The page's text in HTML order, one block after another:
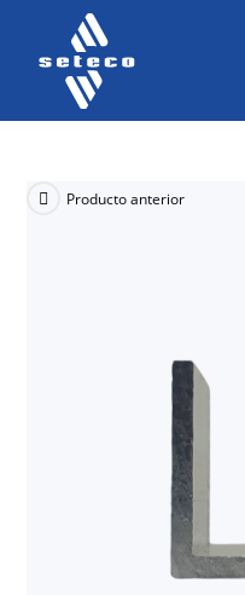
Producto anterior